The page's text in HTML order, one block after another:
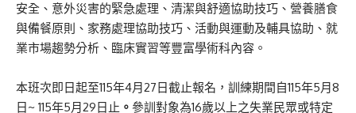
安全、意外災害的緊急處理、清潔與舒適協助技巧、營養膳食
與備餐原則、家務處理協助技巧、活動與運動及輔具協助、就
業市場趨勢分析、臨床實習等豐富學術科內容。
本班次即日起至115年4月27日截止報名，訓練期間自115年5月8
日~ 115年5月29日止 。 參訓對象為16歲以上之失業民眾或特定